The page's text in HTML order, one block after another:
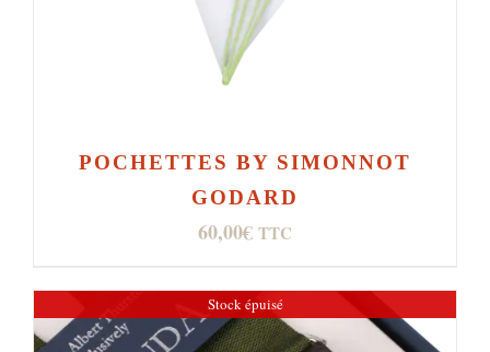
POCHETTES BY SIMONNOT
GODARD
60,00€ TTC
Stock épuisé